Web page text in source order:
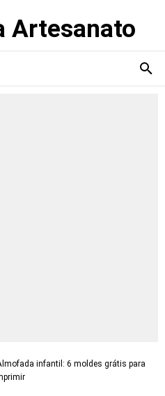
Artesanato
infantil: 6 moldes grátis para